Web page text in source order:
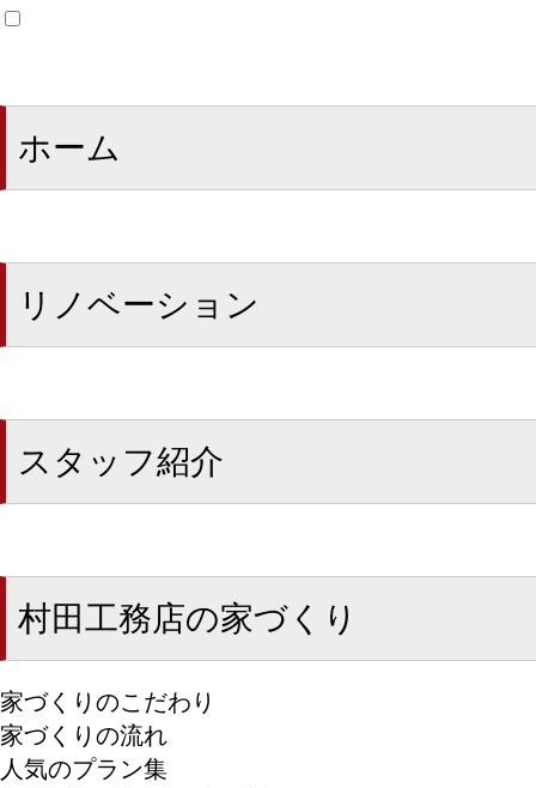
ホーム
リノベーション
スタッフ紹介
村田工務店の家づくり
家づくりのこだわり
家づくりの流れ
人気のプラン集